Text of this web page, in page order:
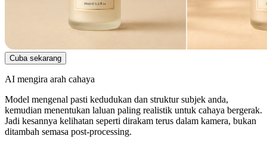
Cuba sekarang
AI mengira arah cahaya
Model mengenal pasti kedudukan dan struktur subjek anda,
kemudian menentukan laluan paling realistik untuk cahaya bergerak.
Jadi kesannya kelihatan seperti dirakam terus dalam kamera, bukan
ditambah semasa post-processing.